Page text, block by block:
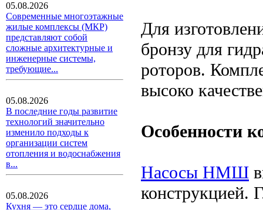
05.08.2026
Современные многоэтажные
жилые комплексы (МКР)
представляют собой
сложные архитектурные и
инженерные системы,
требующие...
05.08.2026
В последние годы развитие
технологий значительно
изменило подходы к
организации систем
отопления и водоснабжения
в...
05.08.2026
Кухня — это сердце дома,
Для
бронзу для
роторов.
высоко
Особенности
Насосы НМШ
конструкцией.